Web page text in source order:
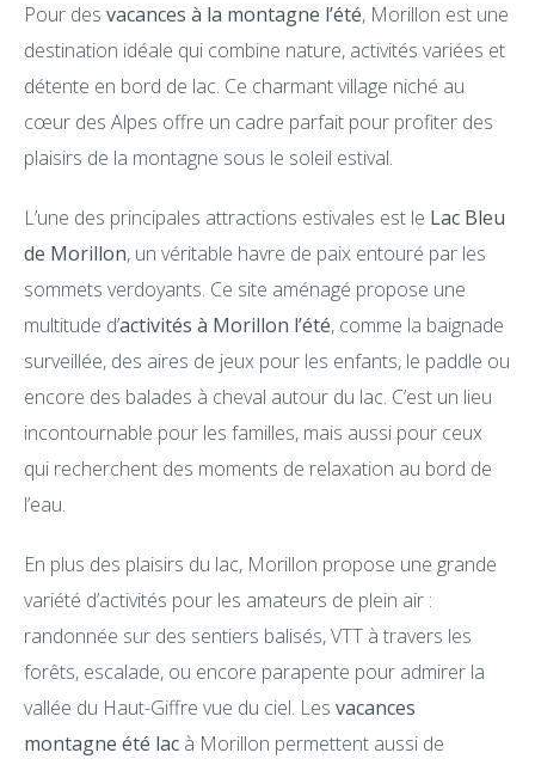
Pour des vacances à la montagne l’été, Morillon est une
destination idéale qui combine nature, activités variées et
détente en bord de lac. Ce charmant village niché au
cœur des Alpes offre un cadre parfait pour profiter des
plaisirs de la montagne sous le soleil estival.
L’une des principales attractions estivales est le Lac Bleu
de Morillon, un véritable havre de paix entouré par les
sommets verdoyants. Ce site aménagé propose une
multitude d’activités à Morillon l’été, comme la baignade
surveillée, des aires de jeux pour les enfants, le paddle ou
encore des balades à cheval autour du lac. C’est un lieu
incontournable pour les familles, mais aussi pour ceux
qui recherchent des moments de relaxation au bord de
l’eau.
En plus des plaisirs du lac, Morillon propose une grande
variété d’activités pour les amateurs de plein air :
randonnée sur des sentiers balisés, VTT à travers les
forêts, escalade, ou encore parapente pour admirer la
vallée du Haut-Giffre vue du ciel. Les vacances
montagne été lac à Morillon permettent aussi de